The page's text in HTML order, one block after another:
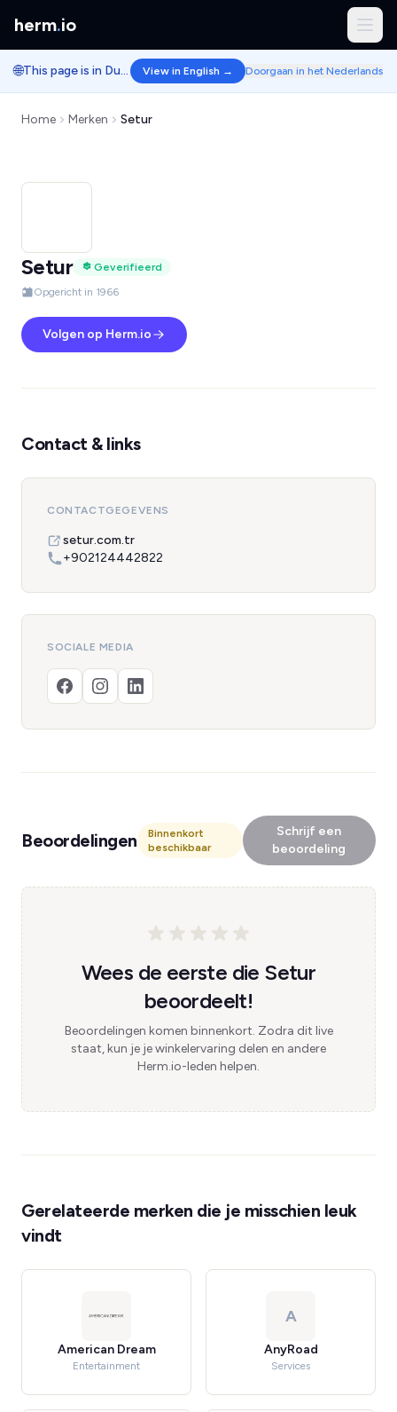
herm.io
🌐 This page is in Dutch. View in English → Doorgaan in het Nederlands
Home Merken Setur
Setur
Geverifieerd
Opgericht in 1966
Volgen op Herm.io
Contact & links
CONTACTGEGEVENS
setur.com.tr
+902124442822
SOCIALE MEDIA
Beoordelingen
Binnenkort
beschikbaar
Schrijf een
beoordeling
Wees de eerste die Setur
beoordeelt!
Beoordelingen komen binnenkort. Zodra dit live
staat, kun je je winkelervaring delen en andere
Herm.io-leden helpen.
Gerelateerde merken die je misschien leuk
vindt
American Dream
Entertainment
A
AnyRoad
Services